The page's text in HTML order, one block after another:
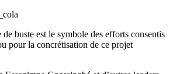
de buste est le symbole des efforts consentis
pour la concrétisation de ce projet